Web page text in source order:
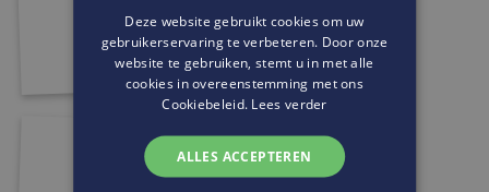
Deze website gebruikt cookies om uw
gebruikerservaring te verbeteren. Door onze
website te gebruiken, stemt u in met alle
cookies in overeenstemming met ons
Cookiebeleid. Lees verder
ALLES ACCEPTEREN